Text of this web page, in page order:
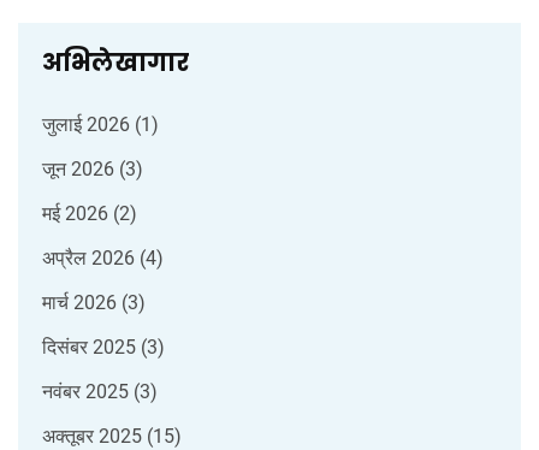
अभिलेखागार
जुलाई 2026 (1)
जून 2026 (3)
मई 2026 (2)
अप्रैल 2026 (4)
मार्च 2026 (3)
दिसंबर 2025 (3)
नवंबर 2025 (3)
अक्तूबर 2025 (15)